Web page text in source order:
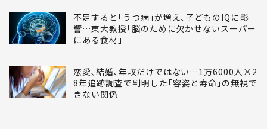
不足すると｢うつ病｣が増え､子どものIQに影
響…東大教授｢脳のために欠かせないスーパー
にある食材｣
恋愛､結婚､年収だけではない…1万6000人×2
8年追跡調査で判明した｢容姿と寿命｣の無視で
きない関係